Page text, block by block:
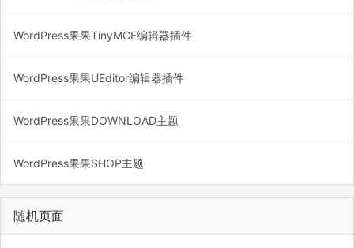
WordPress果果TinyMCE编辑器插件
WordPress果果UEditor编辑器插件
WordPress果果DOWNLOAD主题
WordPress果果SHOP主题
随机页面